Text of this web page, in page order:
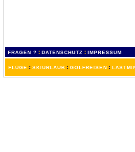
FRAGEN ? : DATENSCHUTZ : IMPRESSUM
FLÜGE : SKIURLAUB : GOLFREISEN :